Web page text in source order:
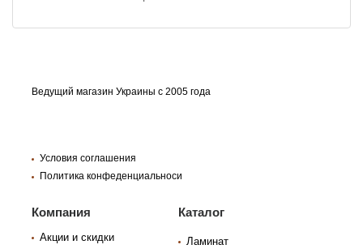
Ведущий магазин Украины с 2005 года
Условия соглашения
Политика конфеденциальноси
Компания
Акции и скидки
Каталог
Ламинат